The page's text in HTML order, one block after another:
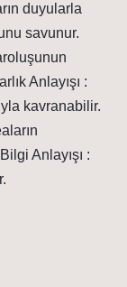
duyularla
savunur.
Anlayışı :
kavranabilir.
Anlayışı :